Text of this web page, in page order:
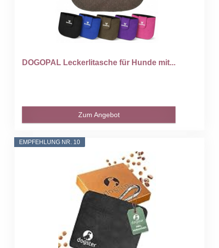
DOGOPAL Leckerlitasche für Hunde mit...
Zum Angebot
EMPFEHLUNG NR. 10